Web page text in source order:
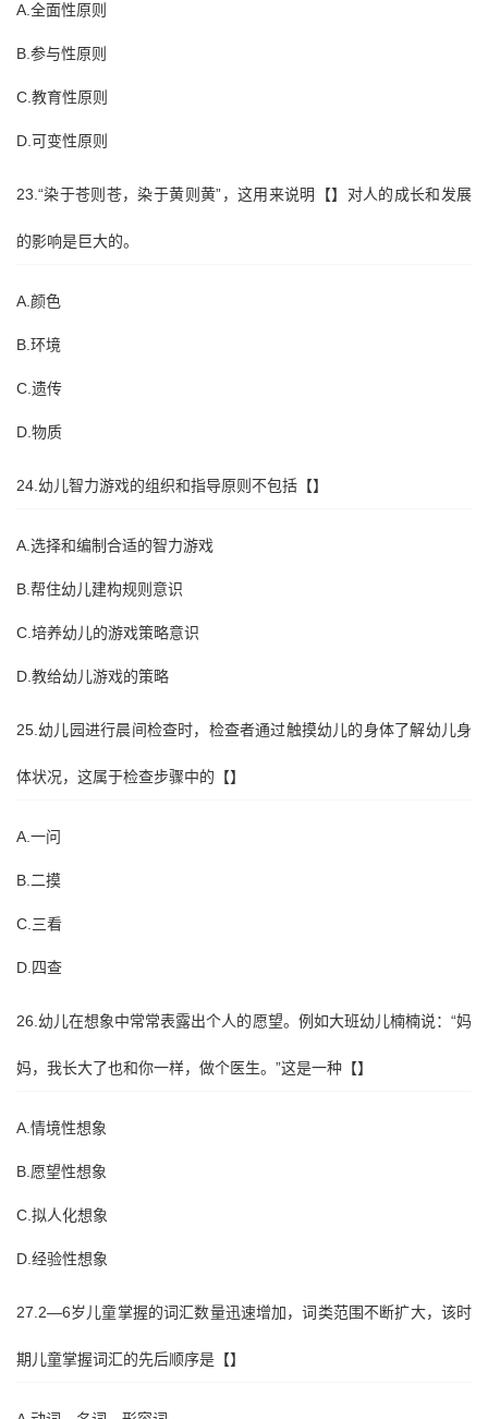
A.全面性原则
B.参与性原则
C.教育性原则
D.可变性原则
23.“染于苍则苍，染于黄则黄”，这用来说明【】对人的成长和发展
的影响是巨大的。
A.颜色
B.环境
C.遗传
D.物质
24.幼儿智力游戏的组织和指导原则不包括【】
A.选择和编制合适的智力游戏
B.帮住幼儿建构规则意识
C.培养幼儿的游戏策略意识
D.教给幼儿游戏的策略
25.幼儿园进行晨间检查时，检查者通过触摸幼儿的身体了解幼儿身
体状况，这属于检查步骤中的【】
A.一问
B.二摸
C.三看
D.四查
26.幼儿在想象中常常表露出个人的愿望。例如大班幼儿楠楠说：“妈
妈，我长大了也和你一样，做个医生。”这是一种【】
A.情境性想象
B.愿望性想象
C.拟人化想象
D.经验性想象
27.2—6岁儿童掌握的词汇数量迅速增加，词类范围不断扩大，该时
期儿童掌握词汇的先后顺序是【】